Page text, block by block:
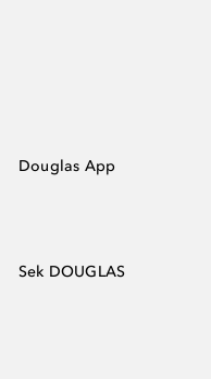
Douglas App
Sek DOUGLAS